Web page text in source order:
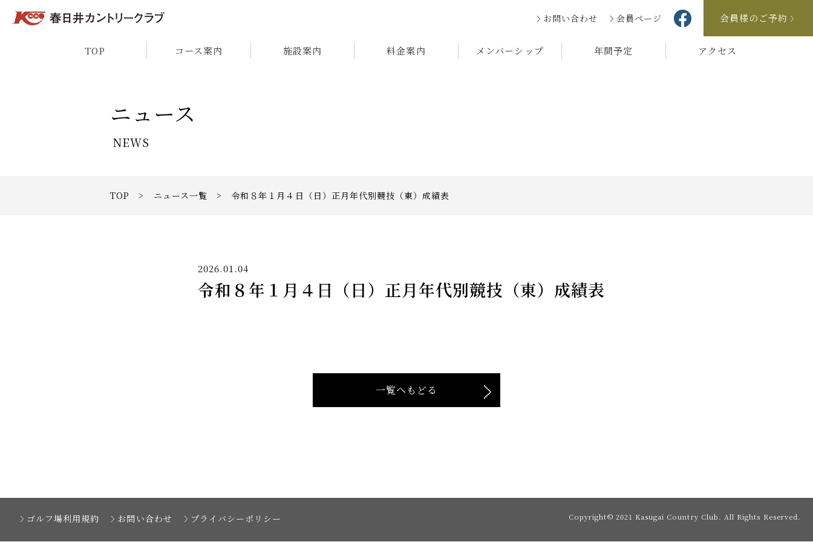
お問い合わせ 会員ページ 会員様のご予約
TOP コース案内 施設案内 料金案内 メンバーシップ 年間予定 アクセス
ニュース
NEWS
TOP > ニュース一覧 > 令和８年１月４日（日）正月年代別競技（東）成績表
2026.01.04
令和８年１月４日（日）正月年代別競技（東）成績表
一覧へもどる
ゴルフ場利用規約 お問い合わせ プライバシーポリシー Copyright© 2021 Kasugai Country Club. All Rights Reserved.